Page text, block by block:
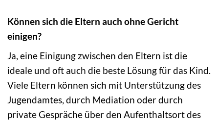
Können sich die Eltern auch ohne Gericht
einigen?
Ja, eine Einigung zwischen den Eltern ist die
ideale und oft auch die beste Lösung für das Kind.
Viele Eltern können sich mit Unterstützung des
Jugendamtes, durch Mediation oder durch
private Gespräche über den Aufenthaltsort des